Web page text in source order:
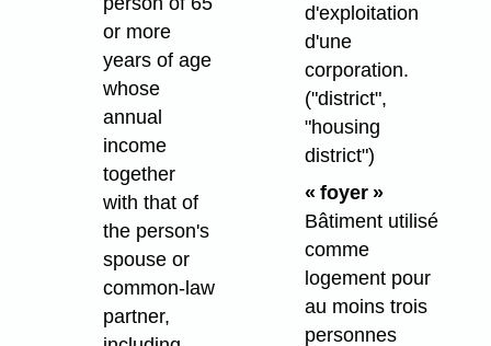
or more
years of age
whose
annual
income
together
with that of
the person's
spouse or
common-law
partner,
d'exploitation
d'une
corporation.
("district",
"housing
district")
« foyer »
Bâtiment utilisé
comme
logement pour
au moins trois
personnes